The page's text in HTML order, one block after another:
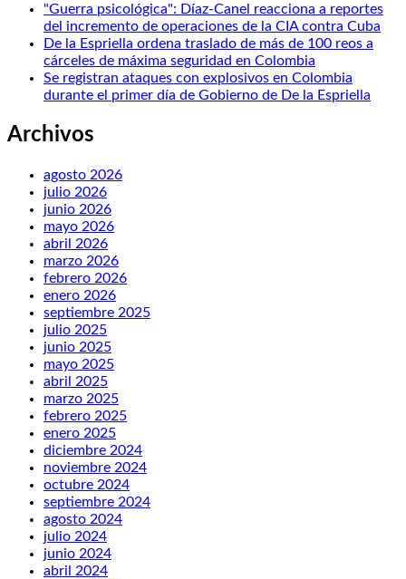
"Guerra psicológica": Díaz-Canel reacciona a reportes
del incremento de operaciones de la CIA contra Cuba
De la Espriella ordena traslado de más de 100 reos a
cárceles de máxima seguridad en Colombia
Se registran ataques con explosivos en Colombia
durante el primer día de Gobierno de De la Espriella
Archivos
agosto 2026
julio 2026
junio 2026
mayo 2026
abril 2026
marzo 2026
febrero 2026
enero 2026
septiembre 2025
julio 2025
junio 2025
mayo 2025
abril 2025
marzo 2025
febrero 2025
enero 2025
diciembre 2024
noviembre 2024
octubre 2024
septiembre 2024
agosto 2024
julio 2024
junio 2024
abril 2024